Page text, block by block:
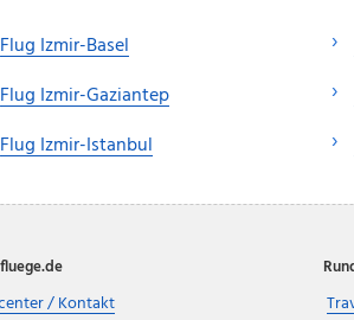
Flug Izmir-Basel
Flug Izmir-Gaziantep
Flug Izmir-Istanbul